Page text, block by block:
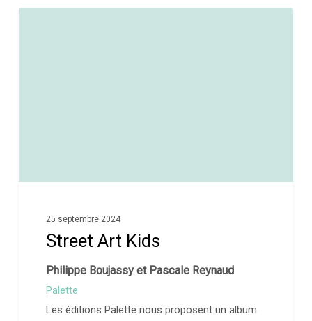
25 septembre 2024
Street Art Kids
Philippe Boujassy et Pascale Reynaud
Palette
Les éditions Palette nous proposent un album